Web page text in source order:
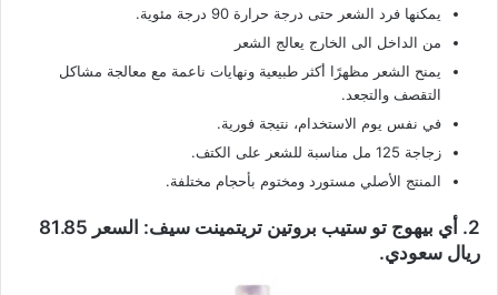
يمكنها فرد الشعر حتى درجة حرارة 90 درجة مئوية.
من الداخل الى الخارج يعالج الشعر
يمنح الشعر مظهرًا أكثر طبيعية ونهايات ناعمة مع معالجة مشاكل
التقصف والتجعد.
في نفس يوم الاستخدام، نتيجة فورية.
زجاجة 125 مل مناسبة للشعر على الكتف.
المنتج الأصلي مستورد ومختوم بأحجام مختلفة.
2. أي بيهوج تو ستيب بروتين تريتمينت سيف: السعر 81.85
ريال سعودي.